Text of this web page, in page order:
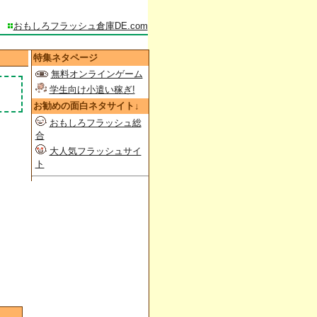
おもしろフラッシュ倉庫DE.com
特集ネタページ
無料オンラインゲーム
学生向け小遣い稼ぎ!
お勧めの面白ネタサイト↓
おもしろフラッシュ総
合
大人気フラッシュサイ
ト